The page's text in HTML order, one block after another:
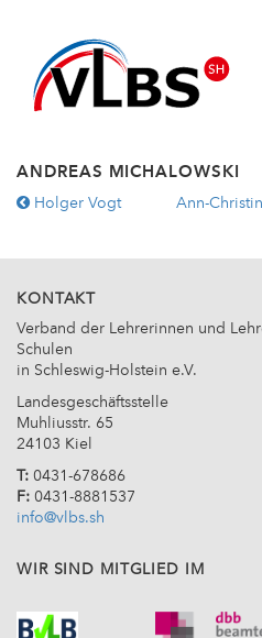
ANDREAS MICHALOWSKI
WEITERE
Holger Vogt Ann-
KONTAKT
Verband der Lehrerinnen und
Schulen
in Schleswig-Holstein e.V.
Landesgeschäftsstelle
Muhliusstr. 65
24103 Kiel
T: 0431-678686
F: 0431-8881537
info@vlbs.sh
WIR SIND MITGLIED IM